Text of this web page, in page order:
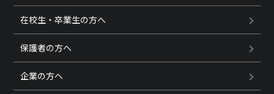
在校生・卒業生の方へ
保護者の方へ
企業の方へ